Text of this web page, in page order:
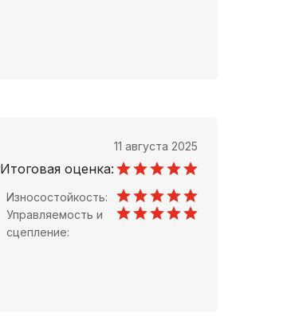
11 августа 2025
Итоговая оценка:
Износостойкость:
Управляемость и
сцепление: